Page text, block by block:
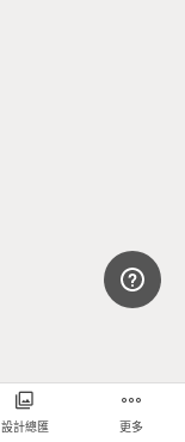
設計總匯 更多